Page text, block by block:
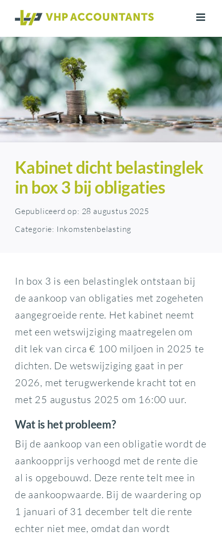
naar
inhoud
Kabinet dicht belastinglek
in box 3 bij obligaties
Gepubliceerd op: 28 augustus 2025
Categorie: Inkomstenbelasting
In box 3 is een belastinglek ontstaan bij
de aankoop van obligaties met zogeheten
aangegroeide rente. Het kabinet neemt
met een wetswijziging maatregelen om
dit lek van circa € 100 miljoen in 2025 te
dichten. De wetswijziging gaat in per
2026, met terugwerkende kracht tot en
met 25 augustus 2025 om 16:00 uur.
Wat is het probleem?
Bij de aankoop van een obligatie wordt de
aankoopprijs verhoogd met de rente die
al is opgebouwd. Deze rente telt mee in
de aankoopwaarde. Bij de waardering op
1 januari of 31 december telt die rente
echter niet mee, omdat dan wordt